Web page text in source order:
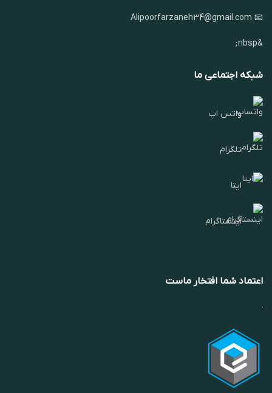
📧 Alipoorfarzaneh34@gmail.com
&nbsp;
شبکه اجتماعی ما
واتس اپ
تلگرام
ایتا
اینستاگرام
اعتماد شما افتخار ماست